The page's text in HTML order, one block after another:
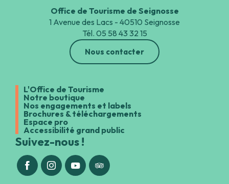
Office de Tourisme de Seignosse
1 Avenue des Lacs - 40510 Seignosse
Tél. 05 58 43 32 15
Nous contacter
L'Office de Tourisme
Notre boutique
Nos engagements et labels
Brochures & téléchargements
Espace pro
Accessibilité grand public
Suivez-nous !